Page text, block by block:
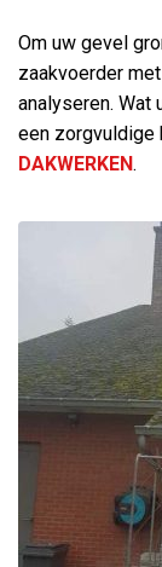
Om uw gevel
zaakvoerder
analyseren. Wat
een zorgvuldige
DAKWERKEN.